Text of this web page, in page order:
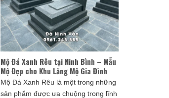
Mộ Đá Xanh Rêu tại Ninh Bình – Mẫu
Mộ Đẹp cho Khu Lăng Mộ Gia Đình
Mộ Đá Xanh Rêu là một trong những
sản phẩm được ưa chuộng trong lĩnh